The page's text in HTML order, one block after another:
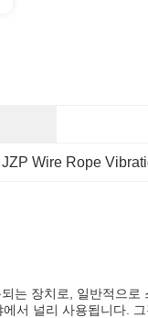
Wire Rope
장치로, 일반적으
서 널리 사용됩니다.